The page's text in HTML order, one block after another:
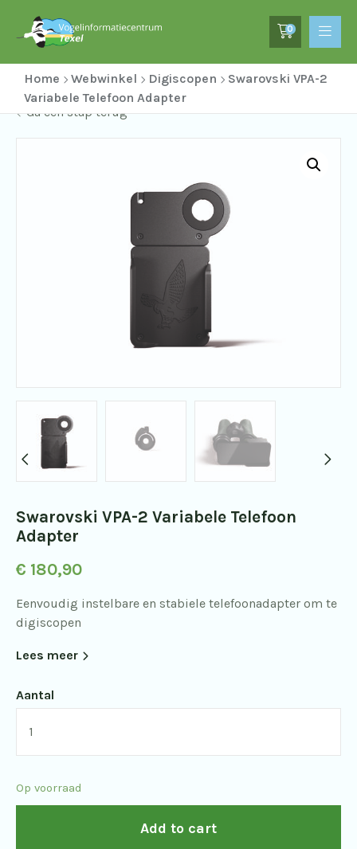
0
Home Webwinkel Digiscopen
Swarovski VPA-2
Variabele Telefoon Adapter
Ga een stap terug
Swarovski VPA-2 Variabele Telefoon
Adapter
€ 180,90
Eenvoudig instelbare en stabiele telefoonadapter om te
digiscopen
Lees meer
Aantal
Variabele
Op voorraad
Add to cart